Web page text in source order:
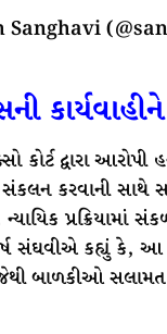
કોર્ટ દ્વારા
કરવાની સાથે
પ્રક્રિયામાં
હર્ષ સંઘવીએ કહ્યું
બાળકીઓ